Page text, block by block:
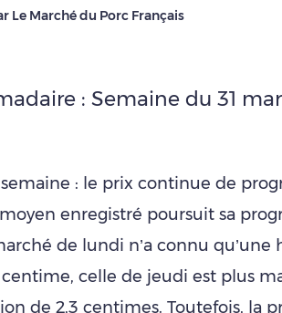
Le Marché du Porc Français
: Semaine du 31
: le prix continue de
enregistré poursuit sa
de lundi n’a connu qu’une
celle de jeudi est plus
de 2,3 centimes. Toutefois, la